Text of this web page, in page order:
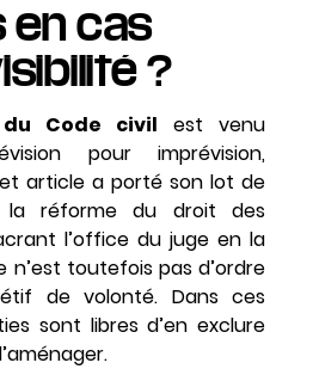
cas
?
du Code civil est venu
pour imprévision,
article a porté son lot de
la réforme du droit des
l’office du juge en la
n’est toutefois pas d’ordre
de volonté. Dans ces
sont libres d’en exclure